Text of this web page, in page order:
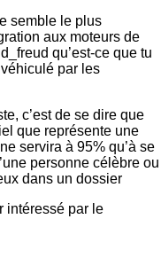
semble le plus
aux moteurs de
qu’est-ce que tu
par les
c’est de se dire que
que représente une
servira à 95% qu’à se
personne célèbre ou
dans un dossier
intéressé par le